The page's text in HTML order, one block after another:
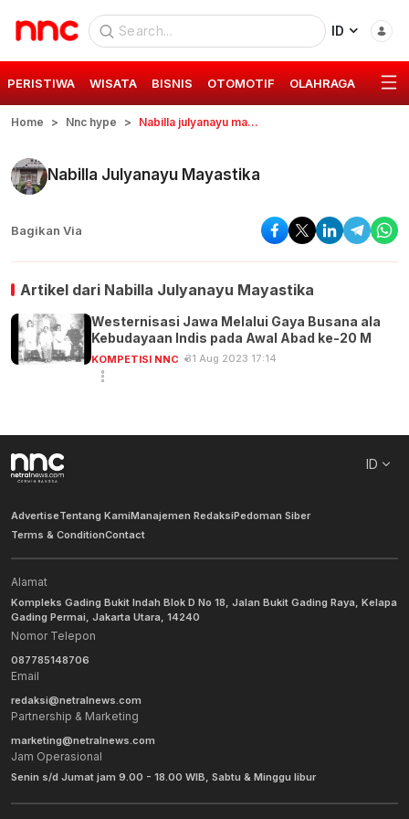
ID
PERISTIWA WISATA BISNIS OTOMOTIF OLAHRAGA GAYA
Home Nnc hype Nabilla julyanayu mayastika
Nabilla Julyanayu Mayastika
Bagikan Via
Artikel dari Nabilla Julyanayu Mayastika
Westernisasi Jawa Melalui Gaya Busana ala
Kebudayaan Indis pada Awal Abad ke-20 M
KOMPETISI NNC 31 Aug 2023 17:14
ID
AdvertiseTentang KamiManajemen RedaksiPedoman Siber
Terms & ConditionContact
Alamat
Kompleks Gading Bukit Indah Blok D No 18, Jalan Bukit Gading Raya, Kelapa
Gading Permai, Jakarta Utara, 14240
Nomor Telepon
087785148706
Email
redaksi@netralnews.com
Partnership & Marketing
marketing@netralnews.com
Jam Operasional
Senin s/d Jumat jam 9.00 - 18.00 WIB, Sabtu & Minggu libur